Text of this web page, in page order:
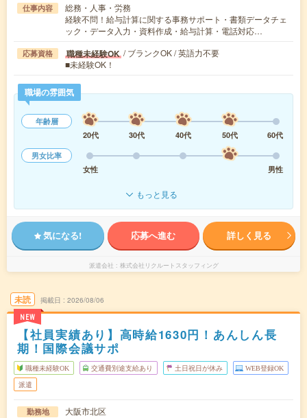
仕事内容
総務・人事・労務
経験不問！給与計算に関する事務サポート・書類データチェ
ック・データ入力・資料作成・給与計算・電話対応…
応募資格 職種未経験OK / ブランクOK / 英語力不要
■未経験OK！
職場の雰囲気
年齢層
20代
30代 40代 50代
60代
男女比率
女性
男性
もっと見る
気になる! 応募へ進む 詳しく見る
派遣会社 株式会社リクルートスタッフィング
未読
NEW
掲載日 2026/08/06
【社員実績あり】高時給1630円！あんしん長
期！国際会議サポ
職種未経験OK 交通費別途支給あり 土日祝日が休み WEB登録OK
派遣
勤務地
大阪市北区